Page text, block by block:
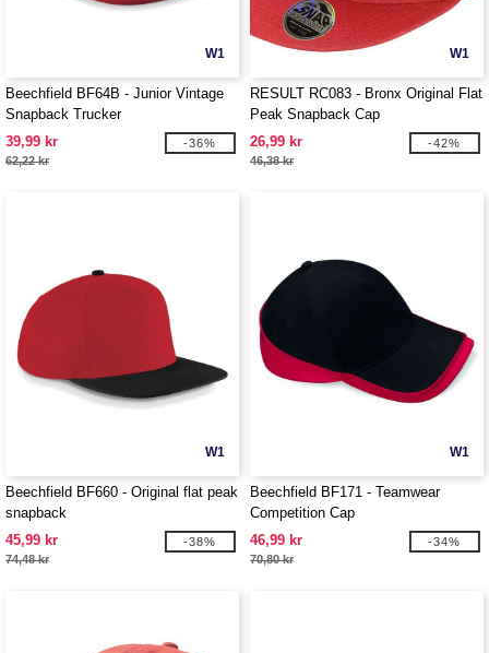
W1
Beechfield BF64B - Junior Vintage
Snapback Trucker
39,99 kr
62,22 kr
-36%
W1
RESULT RC083 - Bronx Original Flat
Peak Snapback Cap
26,99 kr
46,38 kr
-42%
W1
Beechfield BF660 - Original flat peak
snapback
45,99 kr
74,48 kr
-38%
W1
Beechfield BF171 - Teamwear
Competition Cap
46,99 kr
70,80 kr
-34%